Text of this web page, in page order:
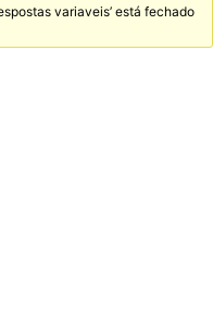
variaveis’ está fechado